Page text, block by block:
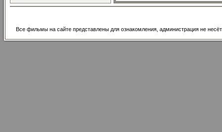
Все фильмы на сайте представлены для ознакомления, администрация не